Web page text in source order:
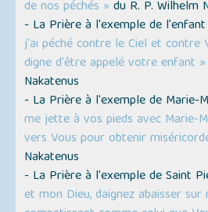
de nos péchés » du R. P. Wilhelm
- La Prière à l'exemple de
j'ai péché contre le Ciel et contre
digne d'être appelé votre enfant »
Nakatenus
- La Prière à l'exemple de Marie-
me jette à vos pieds avec Marie-
vers Vous pour obtenir
Nakatenus
- La Prière à l'exemple de Saint
et mon Dieu, daignez abaisser